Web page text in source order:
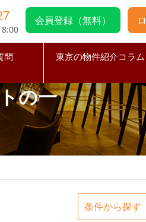
会員登録（無料）
問 東京の物件紹介コラム
の一
条件から探す